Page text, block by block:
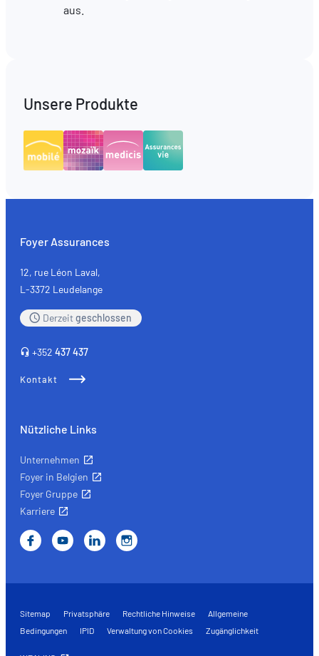
aus.
Unsere Produkte
Foyer Assurances
12, rue Léon Laval,
L-3372 Leudelange
Derzeitgeschlossen
+352 437 437
Kontakt
Nützliche Links
Unternehmen
Foyer in Belgien
Foyer Gruppe
Karriere
Sitemap Privatsphäre Rechtliche Hinweise
Allgemeine
Bedingungen
IPID Verwaltung von Cookies Zugänglichkeit